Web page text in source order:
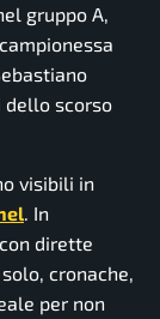
gruppo A,
dello scorso
visibili in
. In
dirette
cronache,
per non